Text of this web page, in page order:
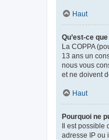
Haut
Qu’est-ce
La COPPA
13 ans un
nous vous
et ne doivent
Haut
Pourquoi ne
Il est possible
adresse IP ou